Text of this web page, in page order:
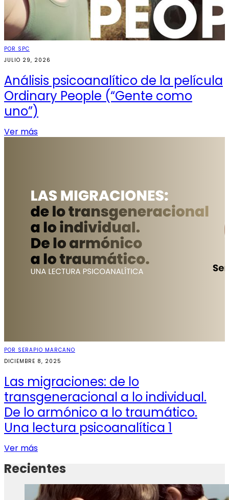
POR SPC
JULIO 29, 2026
Análisis psicoanalítico de la película
Ordinary People (“Gente como
uno”)
Ver más
POR SERAPIO MARCANO
DICIEMBRE 8, 2025
Las migraciones: de lo
transgeneracional a lo individual.
De lo armónico a lo traumático.
Una lectura psicoanalítica 1
Ver más
Recientes